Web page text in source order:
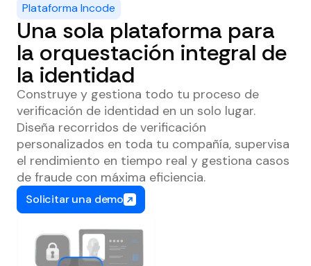
Plataforma Incode
Una sola plataforma para
la orquestación integral de
la identidad
Construye y gestiona todo tu proceso de
verificación de identidad en un solo lugar.
Diseña recorridos de verificación
personalizados en toda tu compañía, supervisa
el rendimiento en tiempo real y gestiona casos
de fraude con máxima eficiencia.
Solicitar una demo